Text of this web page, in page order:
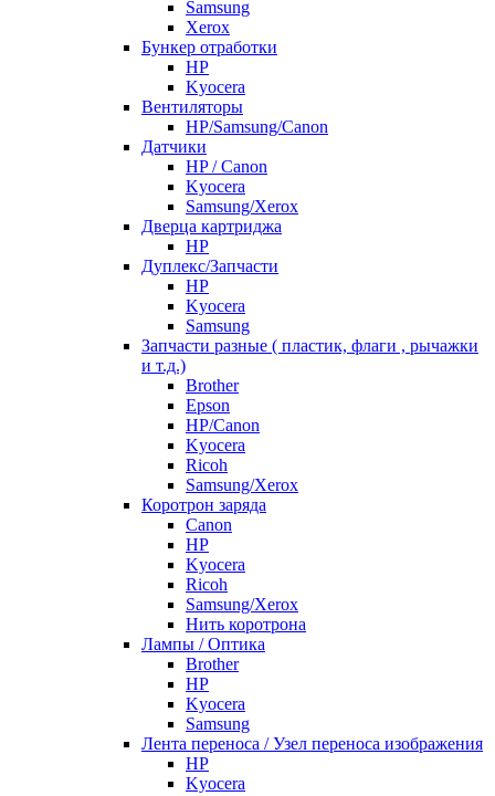
Samsung
Xerox
Бункер отработки
HP
Kyocera
Вентиляторы
HP/Samsung/Canon
Датчики
HP / Canon
Kyocera
Samsung/Xerox
Дверца картриджа
HP
Дуплекс/Запчасти
HP
Kyocera
Samsung
Запчасти разные ( пластик, флаги , рычажки
и т.д.)
Brother
Epson
HP/Canon
Kyocera
Ricoh
Samsung/Xerox
Коротрон заряда
Canon
HP
Kyocera
Ricoh
Samsung/Xerox
Нить коротрона
Лампы / Оптика
Brother
HP
Kyocera
Samsung
Лента переноса / Узел переноса изображения
HP
Kyocera